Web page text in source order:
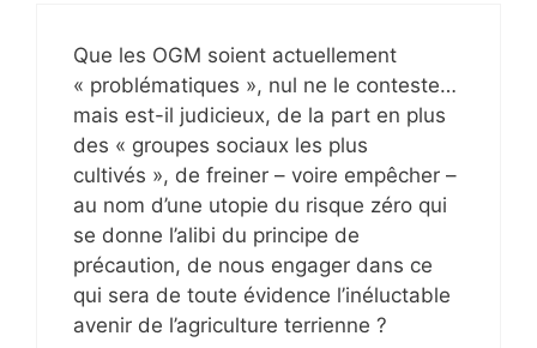
Que les OGM soient actuellement
« problématiques », nul ne le conteste…
mais est-il judicieux, de la part en plus
des « groupes sociaux les plus
cultivés », de freiner – voire empêcher –
au nom d’une utopie du risque zéro qui
se donne l’alibi du principe de
précaution, de nous engager dans ce
qui sera de toute évidence l’inéluctable
avenir de l’agriculture terrienne ?